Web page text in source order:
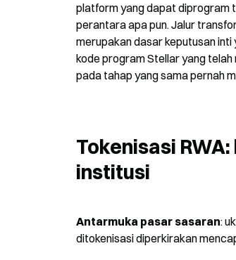
platform yang dapat diprogram
perantara apa pun. Jalur
merupakan dasar keputusan
kode program Stellar yang
pada tahap yang sama pernah
Tokenisasi
institusi
Antarmuka pasar sasaran:
ditokenisasi diperkirakan